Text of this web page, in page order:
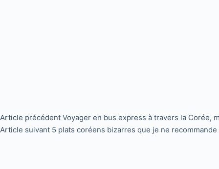
Article précédent Voyager en bus express à travers la Corée,
Article suivant 5 plats coréens bizarres que je ne recommande